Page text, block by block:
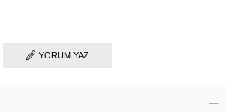
YORUM YAZ